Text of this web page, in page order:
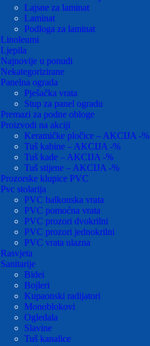
Lajsne za laminat
Laminat
Podloga za laminat
Linoleumi
Ljepila
Najnovije u ponudi
Nekategorizirane
Panelna ograda
Pješačka vrata
Stup za panel ogradu
Premazi za podne obloge
Proizvodi na akciji
Keramičke pločice – AKCIJA -%
Tuš kabine – AKCIJA -%
Tuš kade – AKCIJA -%
Tuš stijene – AKCIJA -%
Prozorske klupice PVC
Pvc stolarija
PVC balkonska vrata
PVC pomoćna vrata
PVC prozori dvokrilni
PVC prozori jednokrilni
PVC vrata ulazna
Rasvjeta
Sanitarije
Bidei
Bojleri
Kupaonski radijatori
Monoblokovi
Ogledala
Slavine
Tuš kanalice